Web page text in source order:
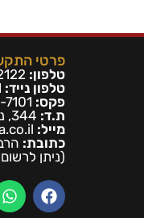
פרטי
טלפון:
טלפון נייד:
פקס:
ת.ד:
מייל:
כתובת: הרב
(ניתן לרשום